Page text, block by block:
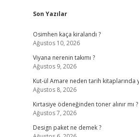
Sidebar
Son Yazılar
Osimhen kaça kiralandı ?
Ağustos 10, 2026
Viyana nerenin takımı ?
Ağustos 9, 2026
Kut-ül Amare neden tarih kitaplarında
Ağustos 8, 2026
Kırtasiye ödeneğinden toner alınır mı ?
Ağustos 7, 2026
Design paket ne demek ?